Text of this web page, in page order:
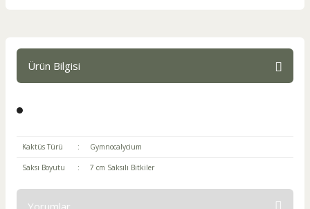
Ürün Bilgisi
Kaktüs Türü : Gymnocalycium
Saksı Boyutu : 7 cm Saksılı Bitkiler
Yorumlar